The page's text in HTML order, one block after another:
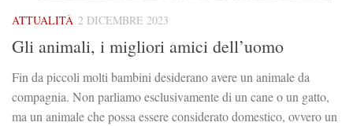
ATTUALITÀ 2 DICEMBRE 2023
Gli animali, i migliori amici dell’uomo
Fin da piccoli molti bambini desiderano avere un animale da
compagnia. Non parliamo esclusivamente di un cane o un gatto,
ma un animale che possa essere considerato domestico, ovvero un